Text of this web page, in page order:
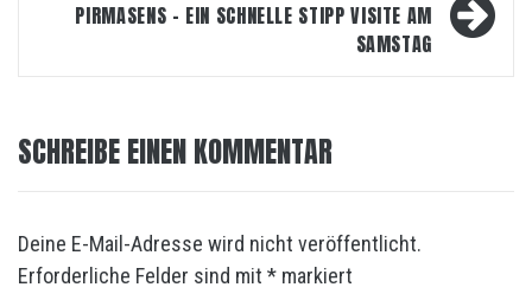
PIRMASENS – EIN SCHNELLE STIPP VISITE AM
SAMSTAG
SCHREIBE EINEN KOMMENTAR
Deine E-Mail-Adresse wird nicht veröffentlicht.
Erforderliche Felder sind mit * markiert